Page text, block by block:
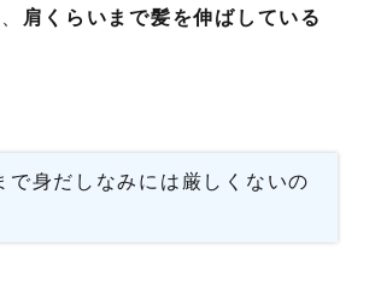
肩くらいまで髪を伸ばしている
身だしなみには厳しくないの